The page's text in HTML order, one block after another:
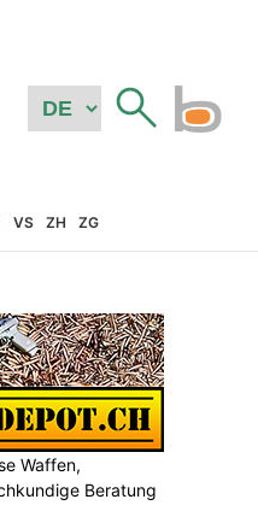
VS ZH ZG
Waffen,
Beratung